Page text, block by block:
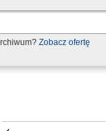
Zobacz ofertę